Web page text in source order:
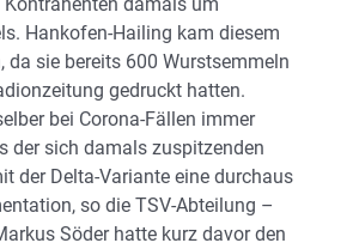
Hankofen-Hailing kam diesem
da sie bereits 600 Wurstsemmeln
gedruckt hatten.
bei Corona-Fällen immer
der sich damals zuspitzenden
der Delta-Variante eine durchaus
so die TSV-Abteilung –
Söder hatte kurz davor den